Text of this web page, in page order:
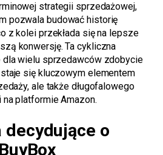
strategii sprzedażowej,
pozwala budować historię
z kolei przekłada się na lepsze
konwersję. Ta cykliczna
dla wielu sprzedawców zdobycie
się kluczowym elementem
ale także długofalowego
platformie Amazon.
decydujące o